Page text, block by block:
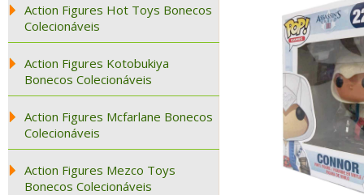
Action Figures Hot Toys Bonecos
Colecionáveis
Action Figures Kotobukiya
Bonecos Colecionáveis
Action Figures Mcfarlane Bonecos
Colecionáveis
Action Figures Mezco Toys
Bonecos Colecionáveis